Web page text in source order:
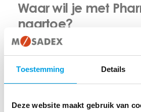
Toestemming Details
Deze website maakt gebruik van
Waar wil je met
naartoe?
Een passende oplossing bieden voor
aandacht aan de ontwikkeling van